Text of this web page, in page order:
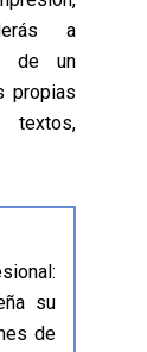
a
de un
propias
su
de